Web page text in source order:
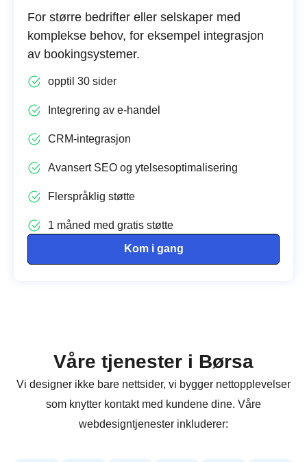
For større bedrifter eller selskaper med
komplekse behov, for eksempel integrasjon
av bookingsystemer.
opptil 30 sider
Integrering av e-handel
CRM-integrasjon
Avansert SEO og ytelsesoptimalisering
Flerspråklig støtte
1 måned med gratis støtte
Kom i gang
Våre tjenester i Børsa
Vi designer ikke bare nettsider, vi bygger nettopplevelser
som knytter kontakt med kundene dine. Våre
webdesigntjenester inkluderer: